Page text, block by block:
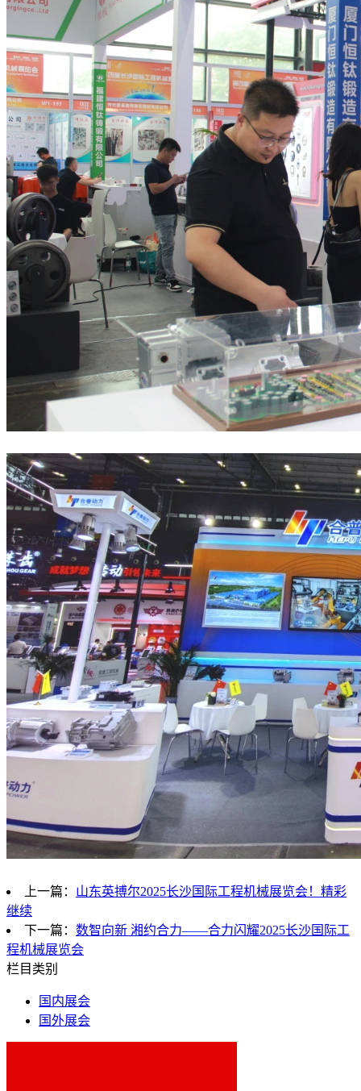
上一篇： 山东英搏尔2025长沙国际工程机械展览会！精彩
继续
下一篇： 数智向新 湘约合力——合力闪耀2025长沙国际工
程机械展览会
栏目类别
国内展会
国外展会